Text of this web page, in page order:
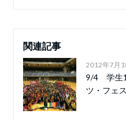
関連記事
2012年7月
9/4 学生
ツ・フェ